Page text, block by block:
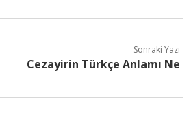
Sonraki Yazı
Cezayirin Türkçe Anlamı Ne